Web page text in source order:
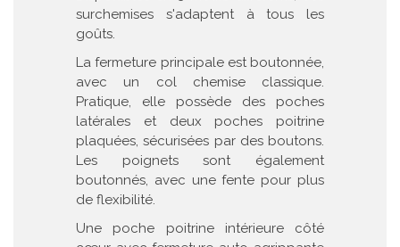
surchemises s'adaptent à tous les
goûts.
La fermeture principale est boutonnée,
avec un col chemise classique.
Pratique, elle possède des poches
latérales et deux poches poitrine
plaquées, sécurisées par des boutons.
Les poignets sont également
boutonnés, avec une fente pour plus
de flexibilité.
Une poche poitrine intérieure côté